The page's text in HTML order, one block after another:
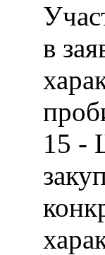
в
15 -